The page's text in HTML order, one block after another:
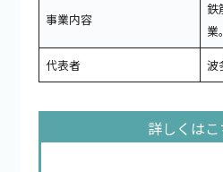
事業内容
鉄
業
代表者
波